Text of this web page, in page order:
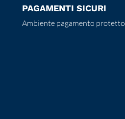
PAGAMENTI SICURI
Ambiente pagamento protetto